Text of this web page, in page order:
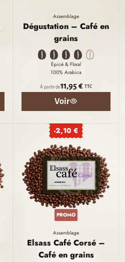
Assemblage
Dégustation – Café en
grains
Épicé & Floral
100% Arabica
À partir de11,95 € TTC
Voir
-2,10 €
PROMO
Assemblage
Elsass Café Corsé –
Café en grains